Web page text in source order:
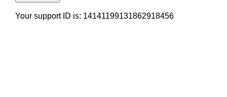
Your support ID is: 14141199131862918456